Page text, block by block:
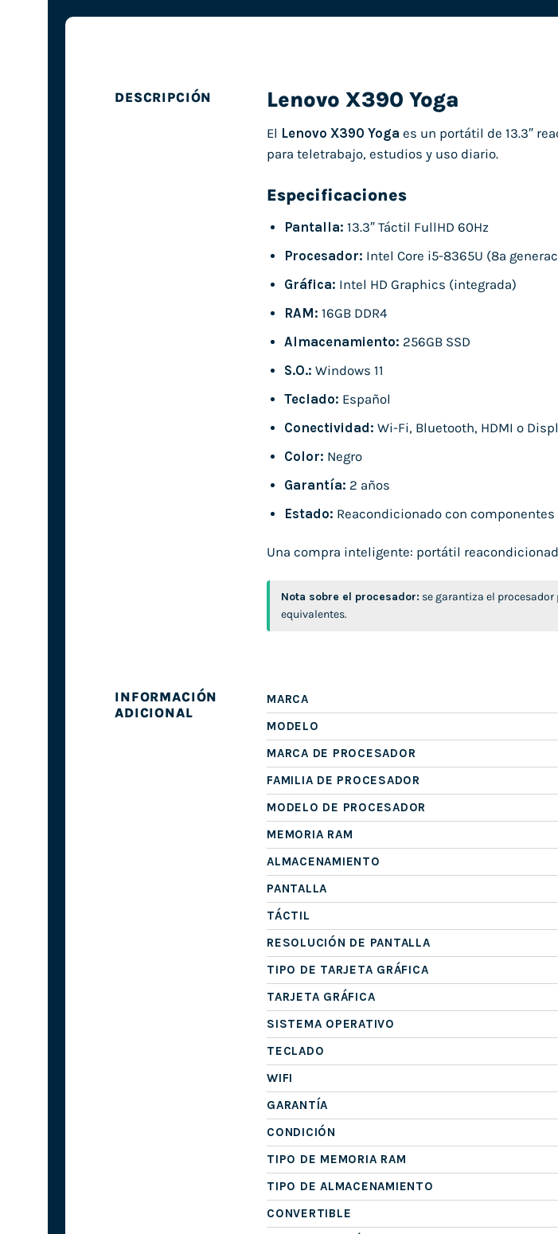
DESCRIPCIÓN Lenovo X390 Yoga
El Lenovo X390 Yoga es un portátil de 13.3″
para teletrabajo, estudios y uso diario.
Especificaciones
Pantalla: 13.3″ Táctil FullHD 60Hz
Procesador: Intel Core i5-8365U (8ª
Gráfica: Intel HD Graphics (integrada)
RAM: 16GB DDR4
Almacenamiento: 256GB SSD
S.O.: Windows 11
Teclado: Español
Conectividad: Wi-Fi, Bluetooth, HDMI o
Color: Negro
Garantía: 2 años
Estado: Reacondicionado con
Una compra inteligente: portátil
Nota sobre el procesador: se garantiza el
equivalentes.
INFORMACIÓN
ADICIONAL
MARCA
MODELO
MARCA DE PROCESADOR
FAMILIA DE PROCESADOR
MODELO DE PROCESADOR
MEMORIA RAM
ALMACENAMIENTO
PANTALLA
TÁCTIL
RESOLUCIÓN DE PANTALLA
TIPO DE TARJETA GRÁFICA
TARJETA GRÁFICA
SISTEMA OPERATIVO
TECLADO
WIFI
GARANTÍA
CONDICIÓN
TIPO DE MEMORIA RAM
TIPO DE ALMACENAMIENTO
CONVERTIBLE